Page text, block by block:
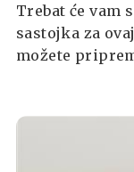
Trebat će vam
sastojka za
možete